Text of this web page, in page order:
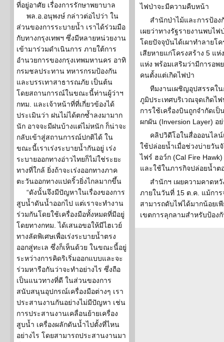
ที่อยู่อาศัย เรื่องการรักษาพยาบาล
พล.อ.อนุพงษ์ กล่าวต่อไปว่า ใน
ส่วนของการระบายน้ำ เราได้ร่วมมือ
กับทางกรุงเทพฯ ซึ่งมีหลายหน่วยงาน
เข้ามาร่วมดำเนินการ ภายใต้การ
อำนวยการของกรุงเทพมหานคร อาทิ
กรมชลประทาน ทหารกรมป้องกัน
และบรรเทาสาธารณภัย เป็นต้น
โดยสถานการณ์ในขณะนี้ท่านผู้ว่าฯ
กทม. และเจ้าหน้าที่ที่เกี่ยวข้องได้
ประเมินว่า ฝนไม่ได้ตกซ้ำลงมามาก
นัก อาจจะมีฝนบ้างแต่ไม่หนัก ก็น่าจะ
กลับเข้าสู่สถานการณ์ปกติได้ ใน
ขณะนี้เราเร่งระบายน้ำกันอยู่ เร่ง
ระบายออกทางอ่าวไทยก็ไม่ใช่ระยะ
ทางที่ใกล้ ยิ่งถ้าจะเร่งออกทางภาค
ตะวันออกทางแปดริ้วยิ่งไกลมากขึ้น
“ดังนั้นจึงมีปัญหาในเรื่องของการ
สูบน้ำดันน้ำออกไป แต่เราจะทำงาน
ร่วมกันโดยใช้เครื่องมือทั้งหมดที่มีอยู่
โดยทางกทม. ได้เสนอขอให้มีไฮเวย์
ทางลัดพิเศษเพื่อเร่งระบายน้ำตรง
ออกสู่ทะเล ซึ่งก็เห็นด้วย ในขณะนี้อยู่
ระหว่างการคิดริเริ่มออกแบบและจะ
ร่วมหารือกันว่าจะทำอย่างไร ซึ่งถือ
เป็นแนวทางที่ดี ในส่วนของการ
สนับสนุนอุปกรณ์เครื่องมือต่างๆ เรา
ประสานงานกันอย่างไม่มีปัญหา เช่น
การประสานงานเคลื่อนย้ายเครื่อง
สูบน้ำ เครื่องผลักดันน้ำไปตั้งที่ไหน
อย่างไร โดยสามารถประสานงานมา
ไฟป่าจะมีความคืบหน้า
สำนักป่าไม้และการป้อ
เผยว่าทางรัฐรายงานพบไ
โดยปัจจุบันได้เผาทำลายโ
เสียหายแก่โครงสร้าง 5 แ
แห่ง พร้อมเสริมว่ามีการอ
คนตั้งแต่เกิดไฟป่า
ทีมงานเผชิญอุปสรรคใน
ภูมิประเทศบริเวณจุดเกิด
การใช้เครื่องบินถูกจำกัดเ
ผกผัน (Inversion Layer) อ
คลิปวิดีโอในสื่อออนไลน์
ใช้ปล่อยน้ำเมื่อช่วงบ่ายวัน
ไฟร์ ฮอว์ก (Cal Fire
และใช้ในภารกิจปล่อยน้ำต
สำนักฯ เผยความคาดห
ภายในวันที่ 15 ต.ค. แม้กา
สามารถดับไฟได้มากน้อยเ
เขตการลุกลามสำหรับป้อง